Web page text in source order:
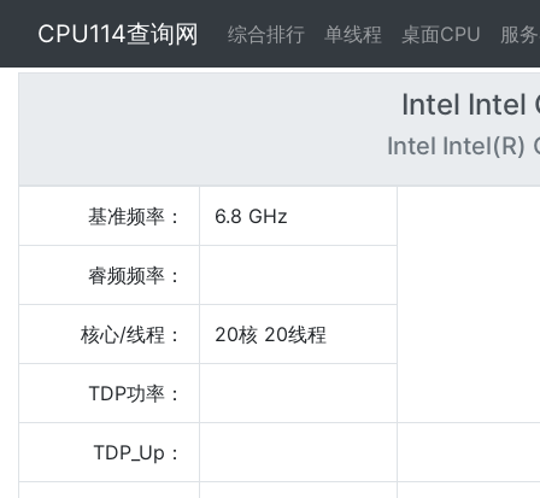
CPU114查询网 综合排行 单线程 桌面CPU 服
Intel Intel
Intel Intel(R)
基准频率： 6.8 GHz
睿频频率：
核心/线程： 20核 20线程
TDP功率：
TDP_Up：